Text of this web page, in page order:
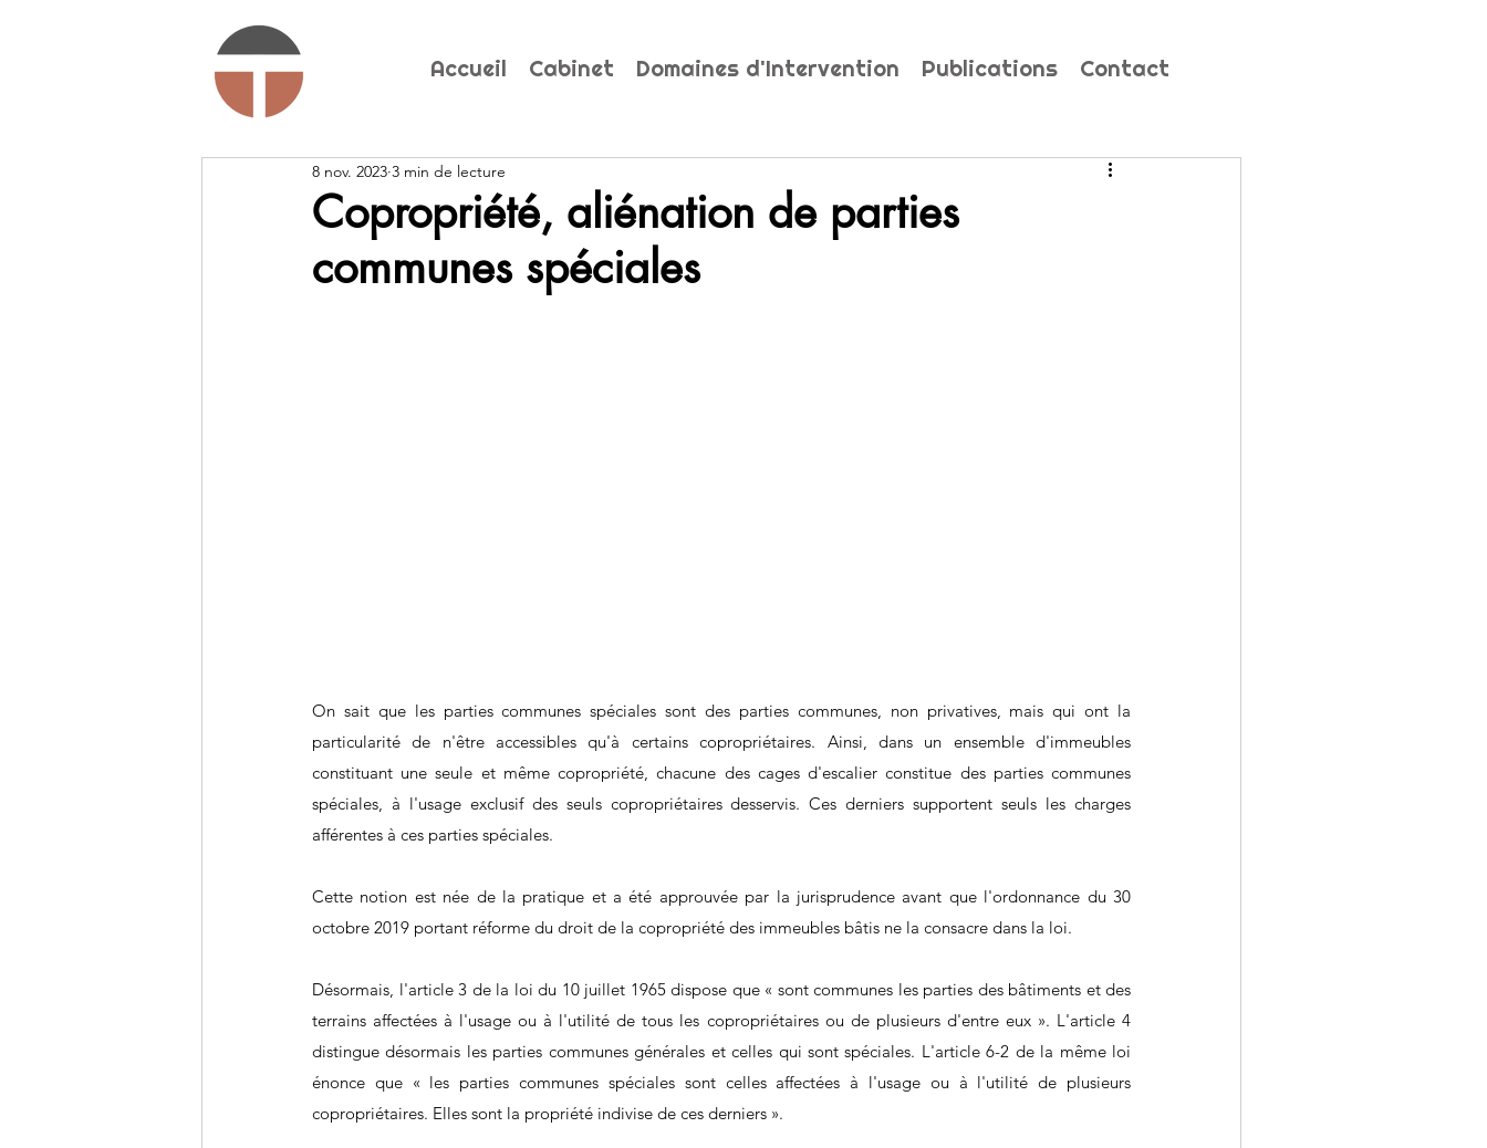
Accueil Cabinet Domaines d'Intervention Publications Contact
Copropriété, aliénation de parties
communes spéciales
8 nov. 2023 3 min de lecture
On sait que les parties communes spéciales sont des parties communes, non privatives, mais qui ont la
particularité de n'être accessibles qu'à certains copropriétaires. Ainsi, dans un ensemble d'immeubles
constituant une seule et même copropriété, chacune des cages d'escalier constitue des parties communes
spéciales, à l'usage exclusif des seuls copropriétaires desservis. Ces derniers supportent seuls les charges
afférentes à ces parties spéciales.
Cette notion est née de la pratique et a été approuvée par la jurisprudence avant que l'ordonnance du 30
octobre 2019 portant réforme du droit de la copropriété des immeubles bâtis ne la consacre dans la loi.
Désormais, l'article 3 de la loi du 10 juillet 1965 dispose que « sont communes les parties des bâtiments et des
terrains affectées à l'usage ou à l'utilité de tous les copropriétaires ou de plusieurs d'entre eux ». L'article 4
distingue désormais les parties communes générales et celles qui sont spéciales. L'article 6-2 de la même loi
énonce que « les parties communes spéciales sont celles affectées à l'usage ou à l'utilité de plusieurs
copropriétaires. Elles sont la propriété indivise de ces derniers ».